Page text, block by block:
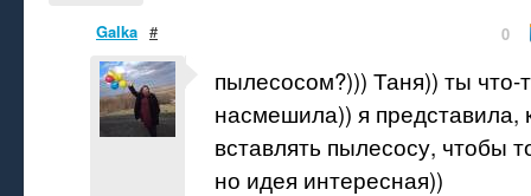
Galka # 0
пылесосом?))) Таня)) ты что-
насмешила)) я представила,
вставлять пылесосу, чтобы
но идея интересная))